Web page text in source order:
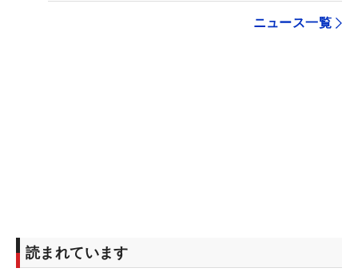
ニュース一覧
読まれています